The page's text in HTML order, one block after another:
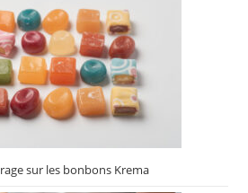
sur les bonbons Krema